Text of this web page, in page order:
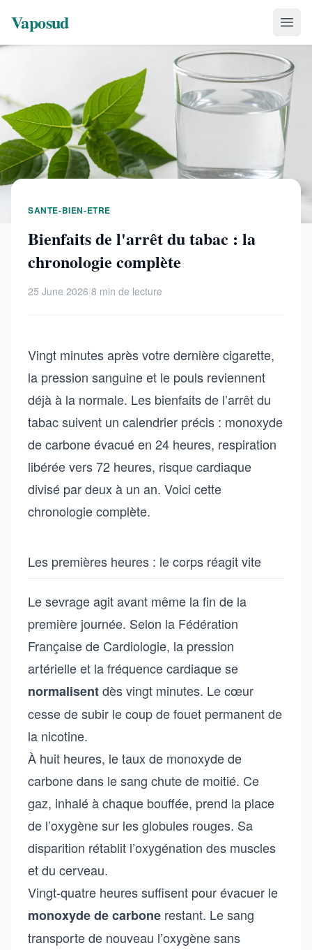
Vaposud
SANTE-BIEN-ETRE
Bienfaits de l'arrêt du tabac : la
chronologie complète
25 June 2026 8 min de lecture
Vingt minutes après votre dernière cigarette,
la pression sanguine et le pouls reviennent
déjà à la normale. Les bienfaits de l’arrêt du
tabac suivent un calendrier précis : monoxyde
de carbone évacué en 24 heures, respiration
libérée vers 72 heures, risque cardiaque
divisé par deux à un an. Voici cette
chronologie complète.
Les premières heures : le corps réagit vite
Le sevrage agit avant même la fin de la
première journée. Selon la Fédération
Française de Cardiologie, la pression
artérielle et la fréquence cardiaque se
normalisentdès vingt minutes. Le cœur
cesse de subir le coup de fouet permanent de
la nicotine.
À huit heures, le taux de monoxyde de
carbone dans le sang chute de moitié. Ce
gaz, inhalé à chaque bouffée, prend la place
de l’oxygène sur les globules rouges. Sa
disparition rétablit l’oxygénation des muscles
et du cerveau.
Vingt-quatre heures suffisent pour évacuer le
monoxyde de carbone restant. Le sang
transporte de nouveau l’oxygène sans